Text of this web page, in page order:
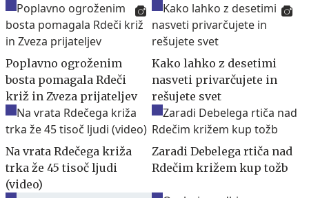
Poplavno ogroženim
bosta pomagala Rdeči
križ in Zveza prijateljev
Kako lahko z desetimi
nasveti privarčujete in
rešujete svet
Na vrata Rdečega križa
trka že 45 tisoč ljudi
(video)
Zaradi Debelega rtiča nad
Rdečim križem kup tožb